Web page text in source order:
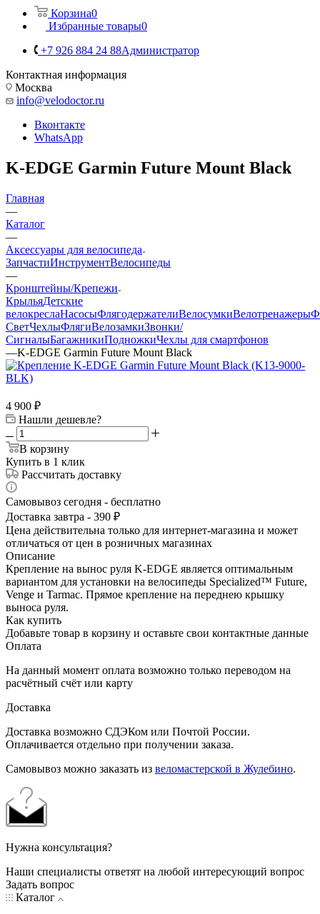
Корзина0
Избранные товары0
+7 926 884 24 88Администратор
Контактная информация
Москва
info@velodoctor.ru
Вконтакте
WhatsApp
K-EDGE Garmin Future Mount Black
Главная
—
Каталог
—
Аксессуары для велосипеда
ЗапчастиИнструментВелосипеды
—
Кронштейны/Крепежи
КрыльяДетские
велокреслаНасосыФлягодержателиВелосумкиВелотренажеры
СветЧехлыФлягиВелозамкиЗвонки/
СигналыБагажникиПодножкиЧехлы для смартфонов
—K-EDGE Garmin Future Mount Black
4 900 ₽
Нашли дешевле?
В корзину
Купить в 1 клик
Рассчитать доставку
Самовывоз сегодня - бесплатно
Доставка завтра - 390 ₽
Цена действительна только для интернет-магазина и может
отличаться от цен в розничных магазинах
Описание
Крепление на вынос руля K-EDGE является оптимальным
вариантом для установки на велосипеды Specialized™ Future,
Venge и Tarmac. Прямое крепление на переднею крышку
выноса руля.
Как купить
Добавьте товар в корзину и оставьте свои контактные данные
Оплата
На данный момент оплата возможно только переводом на
расчётный счёт или карту
Доставка
Доставка возможно СДЭКом или Почтой России.
Оплачивается отдельно при получении заказа.
Самовывоз можно заказать из веломастерской в Жулебино.
Нужна консультация?
Наши специалисты ответят на любой интересующий вопрос
Задать вопрос
Каталог